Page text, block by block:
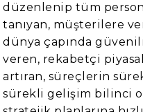
düzenlenip tüm
tanıyan, müşterilere
dünya çapında
veren, rekabetçi
artıran, süreçlerin
sürekli gelişim bilinci